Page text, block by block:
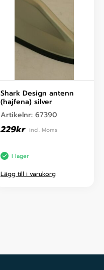
Shark Design antenn
(hajfena) silver
Artikelnr: 67390
229kr incl. Moms
I lager
Lägg till i varukorg